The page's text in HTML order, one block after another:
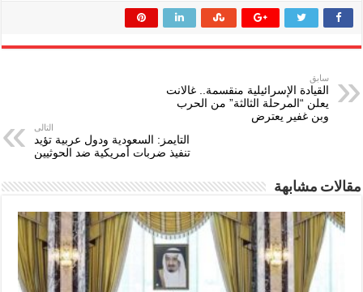
سابق
القيادة الإسرائيلية منقسمة.. غالانت
يعلن “المرحلة الثالثة” من الحرب
وبن غفير يعترض
التالى
التايمز: السعودية ودول عربية تؤيد
تنفيذ ضربات أمريكية ضد الحوثيين
مقالات مشابهة